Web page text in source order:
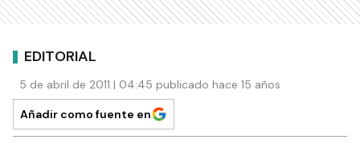
EDITORIAL
5 de abril de 2011 | 04:45 publicado hace 15 años
Añadir como fuente en